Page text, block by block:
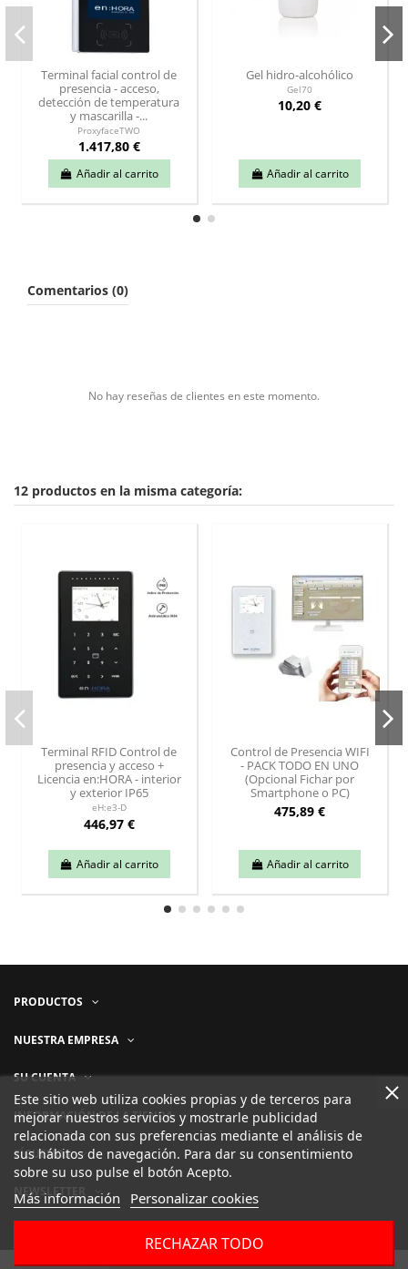
Terminal facial control de
presencia - acceso,
detección de temperatura
y mascarilla -...
ProxyfaceTWO
1.417,80 €
Añadir al carrito
Gel hidro-alcohólico
Gel70
10,20 €
Añadir al carrito
Comentarios (0)
No hay reseñas de clientes en este momento.
12 productos en la misma categoría:
Terminal RFID Control de
presencia y acceso +
Licencia en:HORA - interior
y exterior IP65
eH:e3-D
446,97 €
Añadir al carrito
Control de Presencia WIFI
- PACK TODO EN UNO
(Opcional Fichar por
Smartphone o PC)
475,89 €
Añadir al carrito
PRODUCTOS
NUESTRA EMPRESA
SU CUENTA
INFORMACIÓN DE LA TIENDA
Este sitio web utiliza cookies propias y de terceros para
mejorar nuestros servicios y mostrarle publicidad
relacionada con sus preferencias mediante el análisis de
sus hábitos de navegación. Para dar su consentimiento
sobre su uso pulse el botón Acepto.
Más información Personalizar cookies
RECHAZAR TODO
SÍGUENOS
NEWSLETTER